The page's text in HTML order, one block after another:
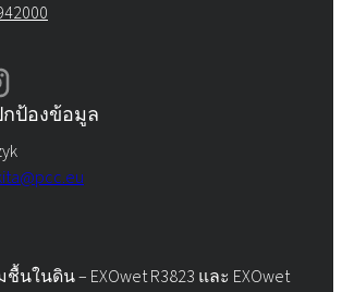
ป้องข้อมูล
ในดิน – EXOwet R3823 และ EXOwet